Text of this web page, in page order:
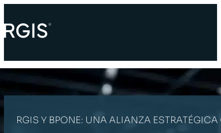
RGIS Y BPONE: UNA ALIANZA